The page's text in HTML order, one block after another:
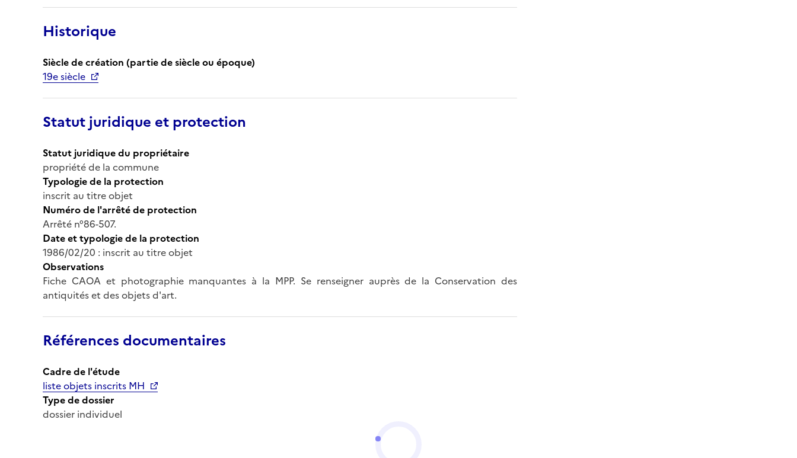
Historique
Siècle de création (partie de siècle ou époque)
19e siècle
Statut juridique et protection
Statut juridique du propriétaire
propriété de la commune
Typologie de la protection
inscrit au titre objet
Numéro de l'arrêté de protection
Arrêté n°86-507.
Date et typologie de la protection
1986/02/20 : inscrit au titre objet
Observations
Fiche CAOA et photographie manquantes à la MPP. Se renseigner auprès de la Conservation des
antiquités et des objets d'art.
Références documentaires
Cadre de l'étude
liste objets inscrits MH
Type de dossier
dossier individuel